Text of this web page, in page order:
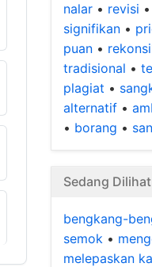
nalar • revisi •
signifikan •
puan •
tradisional •
plagiat •
alternatif •
• borang •
Sedang Dilihat
bengkang-
semok •
melepaskan